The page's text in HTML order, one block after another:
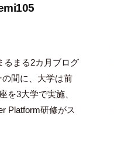
るまる2カ月ブログ
の間に、大学は前
を3大学で実施、
Platform研修がス